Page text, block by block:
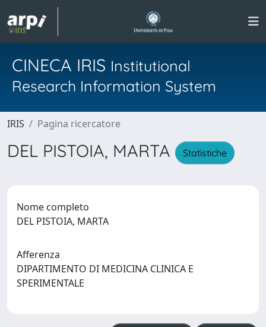
CINECA IRIS Institutional
Research Information System
IRIS Pagina ricercatore
DEL PISTOIA, MARTA Statistiche
Nome completo
DEL PISTOIA, MARTA
Afferenza
DIPARTIMENTO DI MEDICINA CLINICA E
SPERIMENTALE